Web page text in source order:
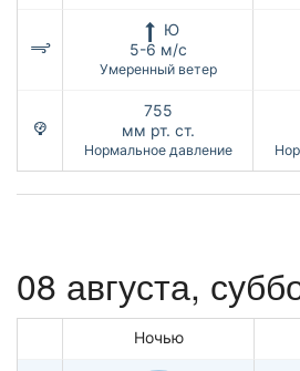
Ю
5-6 м/с
Умеренный ветер
755
мм рт. ст.
Нормальное давление
08 августа,
Ночью